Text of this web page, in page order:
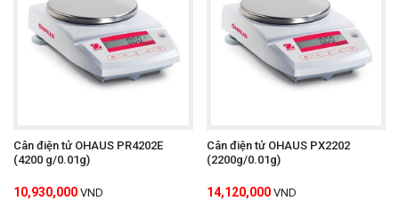
Cân điện tử OHAUS PR4202E
(4200 g/0.01g)
10,930,000 VND
Cân điện tử OHAUS PX2202
(2200g/0.01g)
14,120,000 VND